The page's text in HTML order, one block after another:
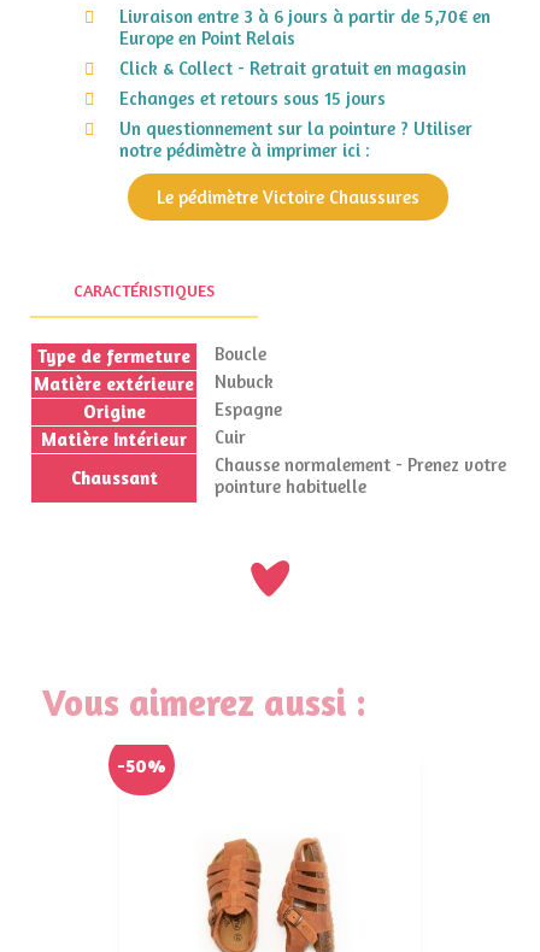
Livraison entre 3 à 6 jours à partir de 5,70€ en
Europe en Point Relais
Click & Collect - Retrait gratuit en magasin
Echanges et retours sous 15 jours
Un questionnement sur la pointure ? Utiliser
notre pédimètre à imprimer ici :
Le pédimètre Victoire Chaussures
CARACTÉRISTIQUES
Type de fermeture
Boucle
Matière extérieure
Nubuck
Origine
Espagne
Matière Intérieur
Cuir
Chaussant
Chausse normalement - Prenez votre
pointure habituelle
Vous aimerez aussi :
-50%